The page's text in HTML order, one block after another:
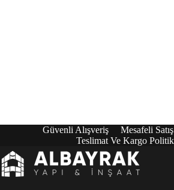
Güvenli Alışveriş
Mesafeli
Teslimat Ve Kargo